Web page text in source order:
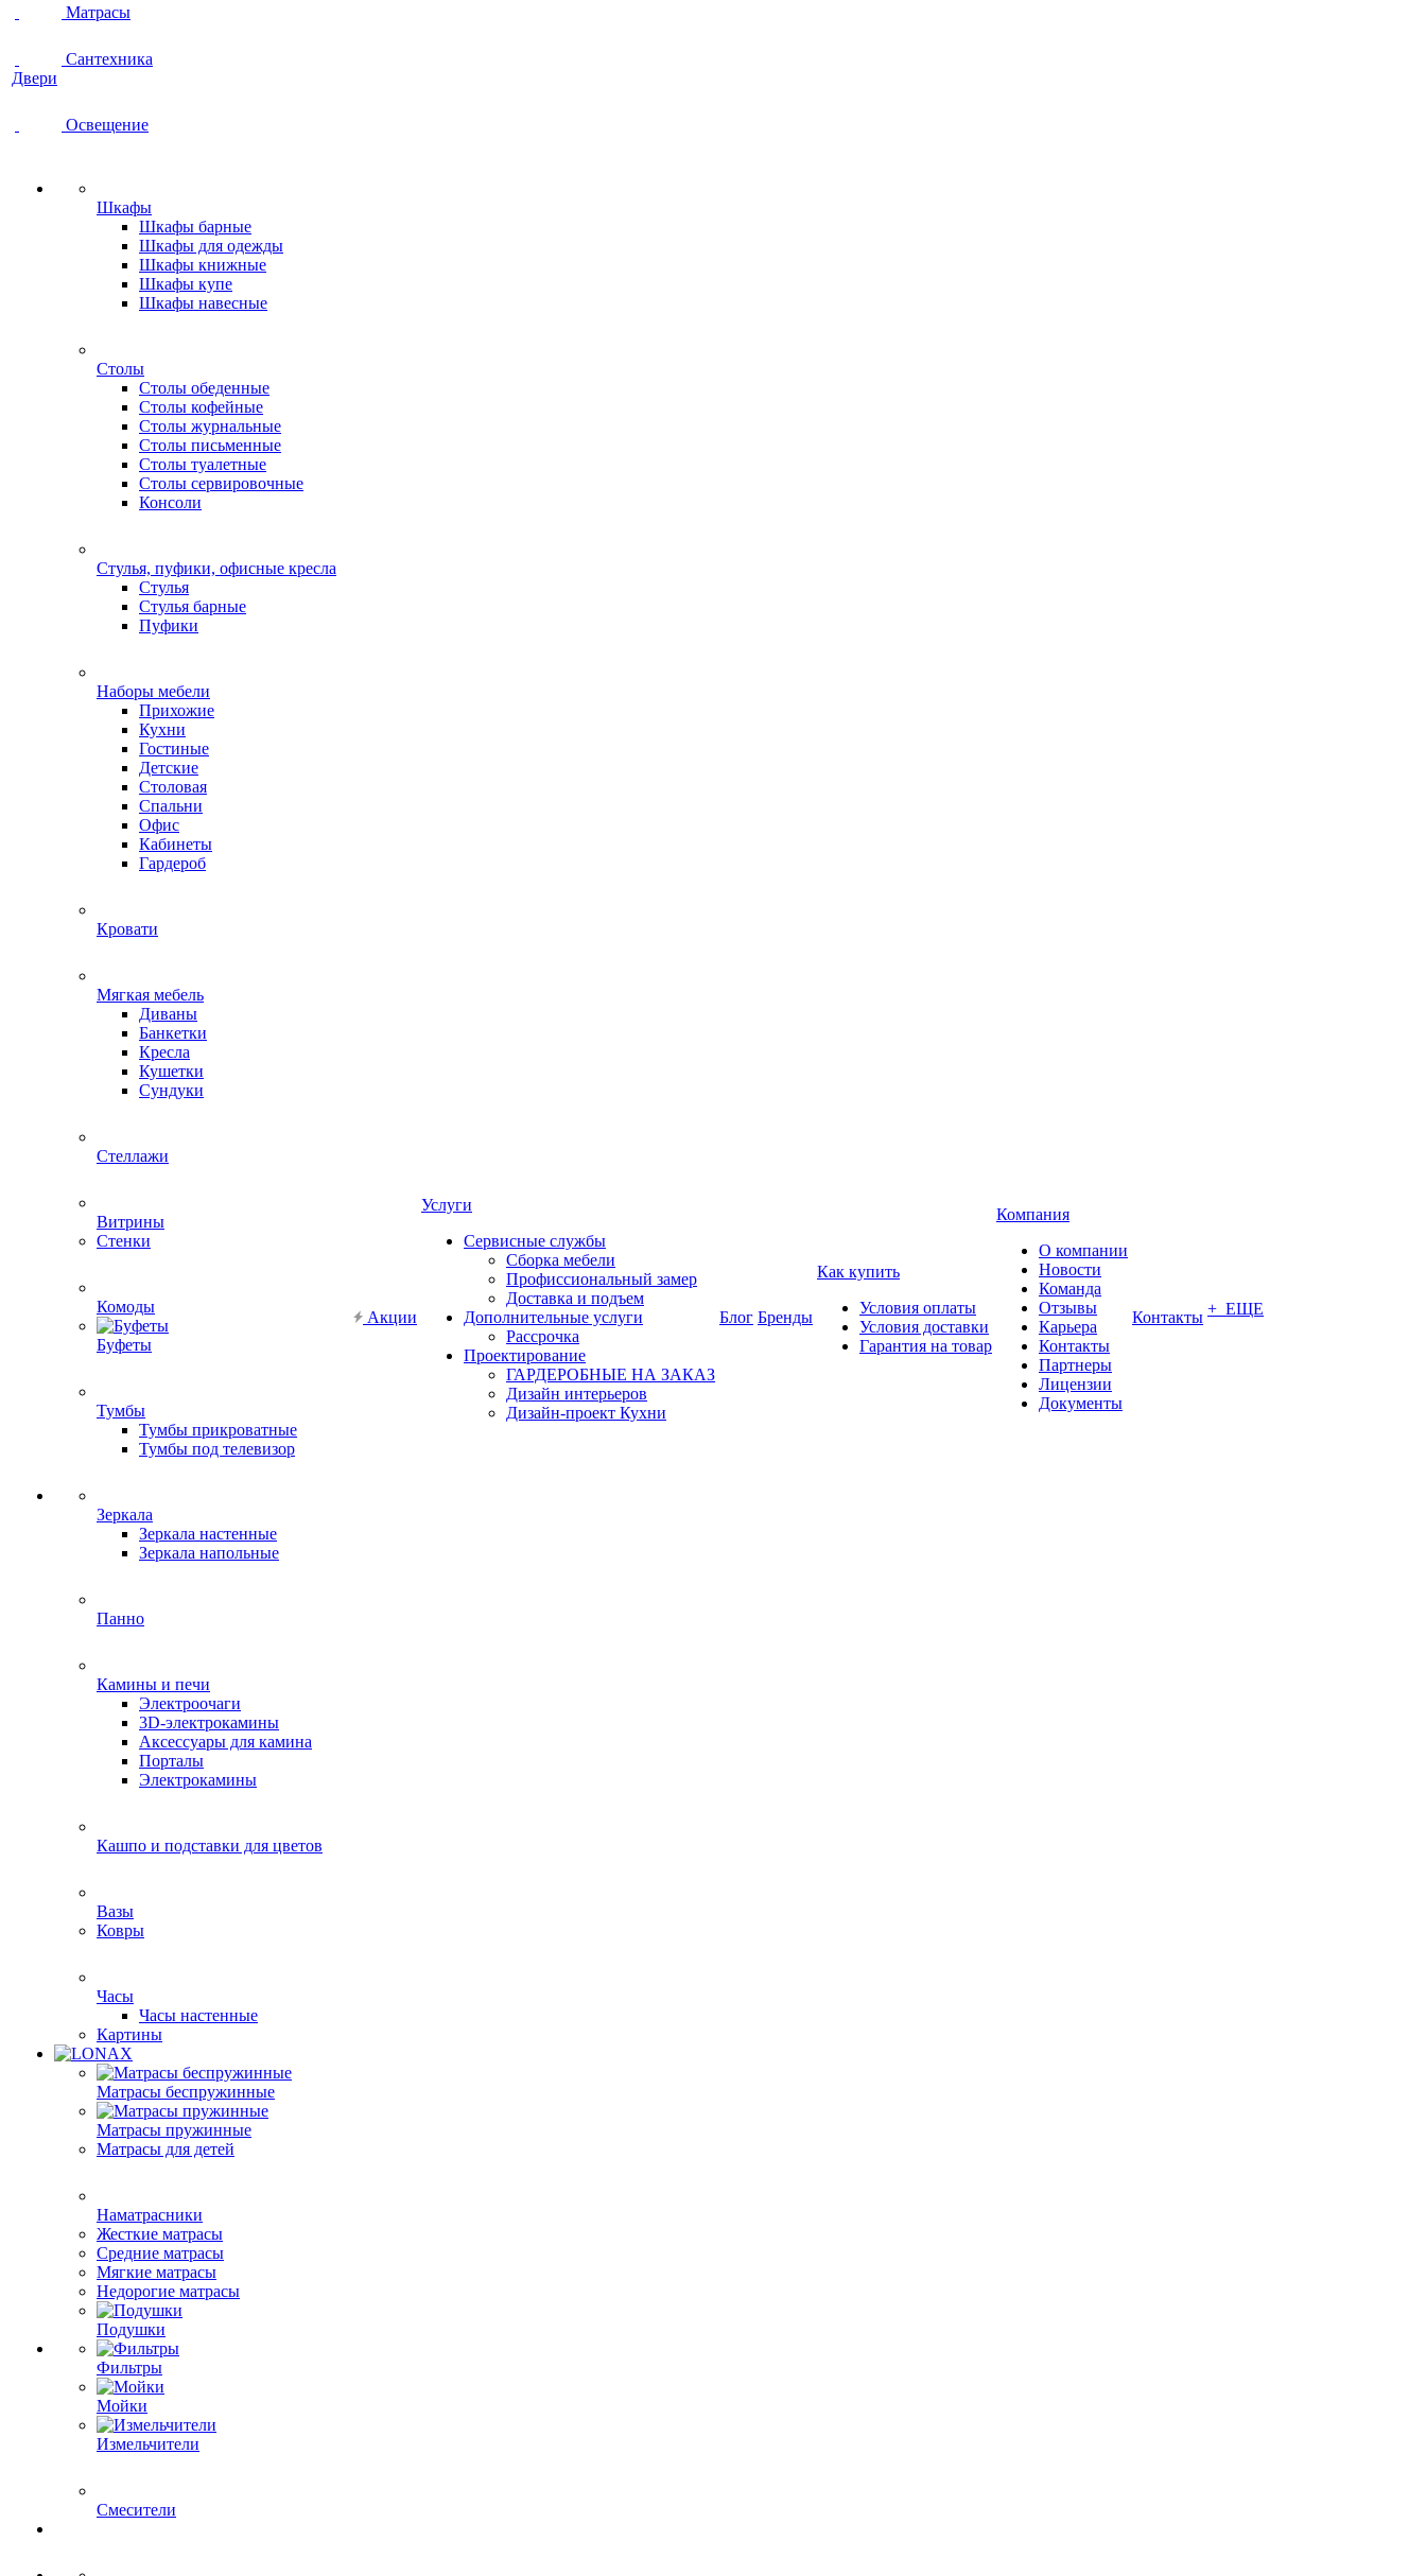
Матрасы
Сантехника
Двери
Освещение
Шкафы
Шкафы барные
Шкафы для одежды
Шкафы книжные
Шкафы купе
Шкафы навесные
Столы
Столы обеденные
Столы кофейные
Столы журнальные
Столы письменные
Столы туалетные
Столы сервировочные
Консоли
Стулья, пуфики, офисные кресла
Стулья
Стулья барные
Пуфики
Наборы мебели
Прихожие
Кухни
Гостиные
Детские
Столовая
Спальни
Офис
Кабинеты
Гардероб
Кровати
Мягкая мебель
Диваны
Банкетки
Кресла
Кушетки
Сундуки
Стеллажи
Витрины
Стенки
Комоды
Буфеты
Тумбы
Тумбы прикроватные
Тумбы под телевизор
Зеркала
Зеркала настенные
Зеркала напольные
Панно
Камины и печи
Электроочаги
3D-электрокамины
Аксессуары для камина
Порталы
Электрокамины
Кашпо и подставки для цветов
Вазы
Ковры
Часы
Часы настенные
Картины
Матрасы беспружинные
Матрасы пружинные
Матрасы для детей
Наматрасники
Жесткие матрасы
Средние матрасы
Мягкие матрасы
Недорогие матрасы
Подушки
Фильтры
Мойки
Измельчители
Смесители
Акции
Услуги
Сервисные службы
Сборка мебели
Профиссиональный замер
Доставка и подъем
Дополнительные услуги
Рассрочка
Проектирование
ГАРДЕРОБНЫЕ НА ЗАКАЗ
Дизайн интерьеров
Дизайн-проект Кухни
Блог Бренды
Как купить
Условия оплаты
Условия доставки
Гарантия на товар
Компания
О компании
Новости
Команда
Отзывы
Карьера
Контакты
Партнеры
Лицензии
Документы
Контакты + ЕЩЕ